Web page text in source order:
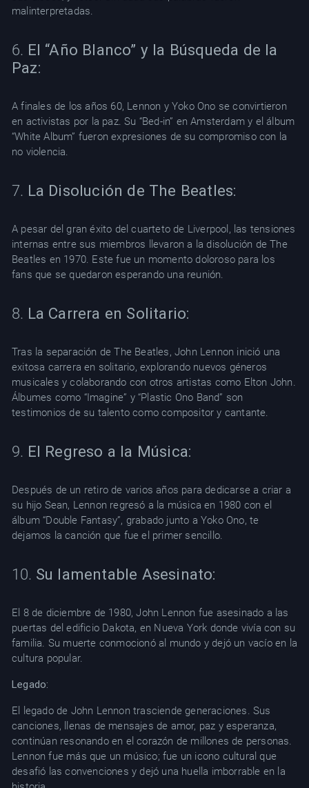
malinterpretadas.
6. El “Año Blanco” y la Búsqueda de la
Paz:
A finales de los años 60, Lennon y Yoko Ono se convirtieron
en activistas por la paz. Su “Bed-in” en Amsterdam y el álbum
“White Album” fueron expresiones de su compromiso con la
no violencia.
7. La Disolución de The Beatles:
A pesar del gran éxito del cuarteto de Liverpool, las tensiones
internas entre sus miembros llevaron a la disolución de The
Beatles en 1970. Este fue un momento doloroso para los
fans que se quedaron esperando una reunión.
8. La Carrera en Solitario:
Tras la separación de The Beatles, John Lennon inició una
exitosa carrera en solitario, explorando nuevos géneros
musicales y colaborando con otros artistas como Elton John.
Álbumes como “Imagine” y “Plastic Ono Band” son
testimonios de su talento como compositor y cantante.
9. El Regreso a la Música:
Después de un retiro de varios años para dedicarse a criar a
su hijo Sean, Lennon regresó a la música en 1980 con el
álbum “Double Fantasy”, grabado junto a Yoko Ono, te
dejamos la canción que fue el primer sencillo.
10. Su lamentable Asesinato:
El 8 de diciembre de 1980, John Lennon fue asesinado a las
puertas del edificio Dakota, en Nueva York donde vivía con su
familia. Su muerte conmocionó al mundo y dejó un vacío en la
cultura popular.
Legado:
El legado de John Lennon trasciende generaciones. Sus
canciones, llenas de mensajes de amor, paz y esperanza,
continúan resonando en el corazón de millones de personas.
Lennon fue más que un músico; fue un icono cultural que
desafió las convenciones y dejó una huella imborrable en la